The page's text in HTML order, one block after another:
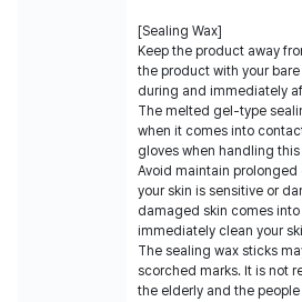
[Sealing Wax]
Keep the product away
the product with your
during and immediately
The melted gel-type
when it comes into
gloves when handling
Avoid maintain
your skin is sensitive or
damaged skin comes
immediately clean your
The sealing wax sticks
scorched marks. It is not
the elderly and the